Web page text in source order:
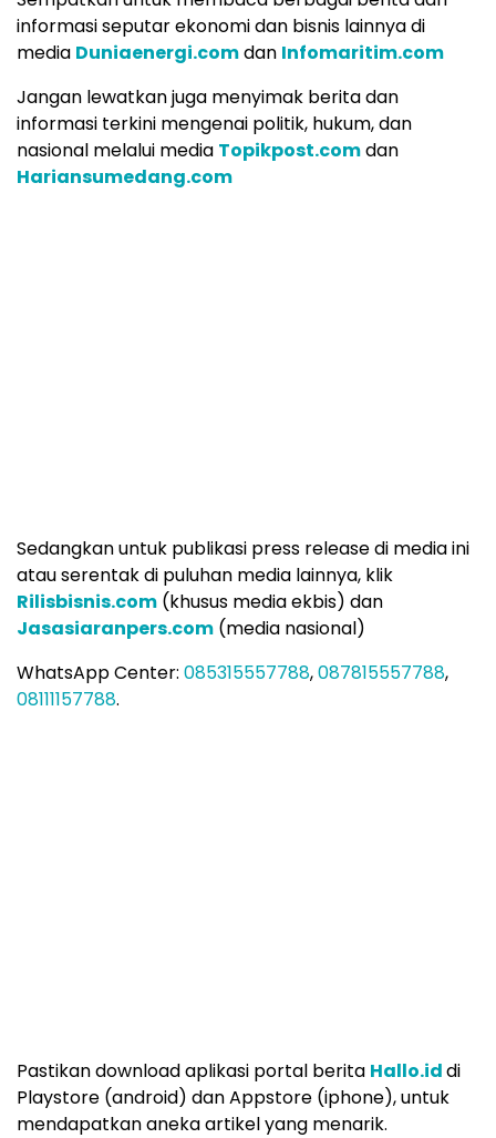
informasi seputar ekonomi dan bisnis lainnya di
media Duniaenergi.comdan Infomaritim.com
Jangan lewatkan juga menyimak berita dan
informasi terkini mengenai politik, hukum, dan
nasional melalui media Topikpost.comdan
Hariansumedang.com
Sedangkan untuk publikasi press release di media ini
atau serentak di puluhan media lainnya, klik
Rilisbisnis.com (khusus media ekbis) dan
Jasasiaranpers.com (media nasional)
WhatsApp Center: 085315557788,087815557788,
08111157788.
Pastikan download aplikasi portal berita Hallo.iddi
Playstore (android) dan Appstore (iphone), untuk
mendapatkan aneka artikel yang menarik.